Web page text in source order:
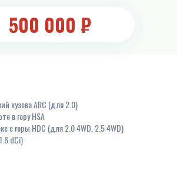
500 000 ₽
кузова ARC (для 2.0)
в гору HSA
с горы HDC (для 2.0 4WD, 2.5 4WD)
dCi)